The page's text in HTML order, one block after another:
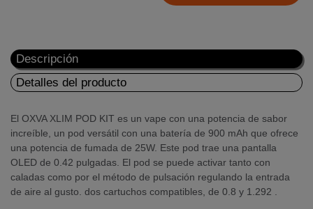
Descripción
Detalles del producto
El OXVA XLIM POD KIT es un vape con una potencia de sabor
increíble, un pod versátil con una batería de 900 mAh que ofrece
una potencia de fumada de 25W. Este pod trae una pantalla
OLED de 0.42 pulgadas. El pod se puede activar tanto con
caladas como por el método de pulsación regulando la entrada
de aire al gusto. dos cartuchos compatibles, de 0.8 y 1.292 .